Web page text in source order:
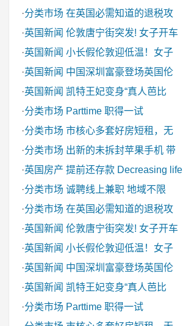
·分类市场 在英国必需知道的退税攻
·英国新闻 伦敦唐宁街突发! 女子开车
·英国新闻 小长假伦敦迎低温！女子
·英国新闻 中国深圳富豪登场英国伦
·英国新闻 凯特王妃变身“真人芭比
·分类市场 Parttime 职得一试
·分类市场 市核心多套好房短租，无
·分类市场 出新的未拆封苹果手机 带
·英国房产 提前还存款 Decreasing life
·分类市场 诚聘线上兼职 地域不限
·分类市场 在英国必需知道的退税攻
·英国新闻 伦敦唐宁街突发! 女子开车
·英国新闻 小长假伦敦迎低温！女子
·英国新闻 中国深圳富豪登场英国伦
·英国新闻 凯特王妃变身“真人芭比
·分类市场 Parttime 职得一试